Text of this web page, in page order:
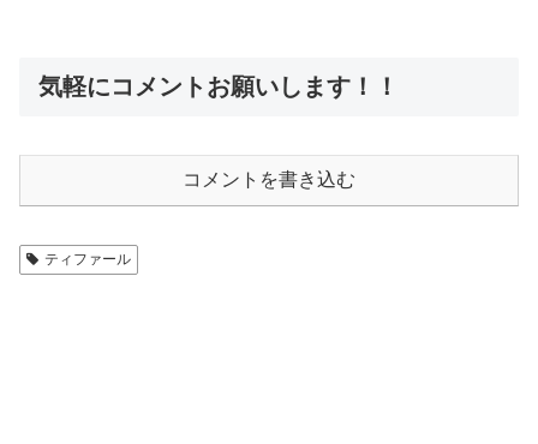
気軽にコメントお願いします！！
コメントを書き込む
ティファール